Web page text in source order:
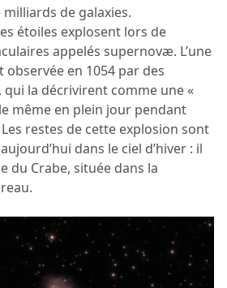
de galaxies.
étoiles explosent lors de
appelés supernovæ. L’une
en 1054 par des
la décrivirent comme une «
même en plein jour pendant
restes de cette explosion sont
dans le ciel d’hiver : il
du Crabe, située dans la